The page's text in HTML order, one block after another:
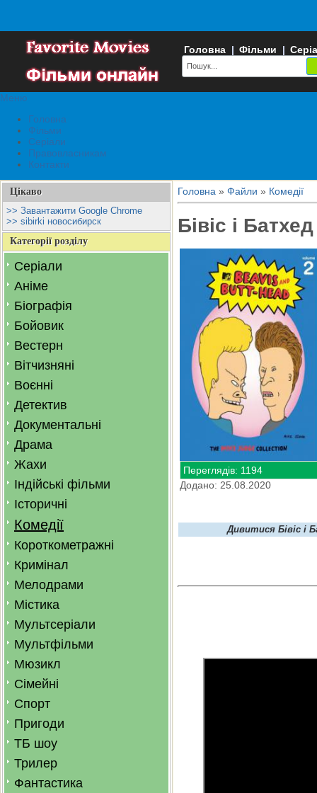
Головна | Фільми |
Меню
Головна
Фільми
Серіали
Правовласникам
Контакти
Цікаво
>> Завантажити Google Chrome
>> sibirki новосибирск
Категорії розділу
Серіали
Аніме
Біографія
Бойовик
Вестерн
Вітчизняні
Воєнні
Детектив
Документальні
Драма
Жахи
Індійські фільми
Історичні
Комедії
Короткометражні
Кримінал
Мелодрами
Містика
Мультсеріали
Мультфільми
Мюзикл
Сімейні
Спорт
Пригоди
ТБ шоу
Трилер
Фантастика
Головна » Файли » Комедії
Бівіс і Батхед
Переглядів: 1194
Додано: 25.08.2020
Дивитися Бівіс і